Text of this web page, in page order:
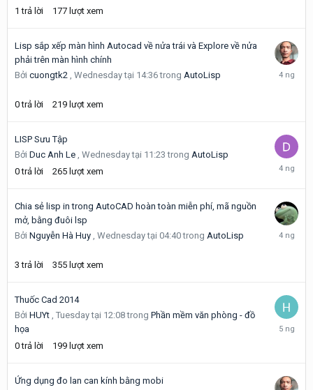
1 trả lời 177 lượt xem
Lisp sắp xếp màn hình Autocad về nửa trái và Explore về nửa
phải trên màn hình chính
Bởi cuongtk2 , Wednesday tại 14:36trong AutoLisp
0 trả lời 219 lượt xem
LISP Sưu Tập
Bởi Duc Anh Le , Wednesday tại 11:23trong AutoLisp
0 trả lời 265 lượt xem
Chia sẻ lisp in trong AutoCAD hoàn toàn miễn phí, mã nguồn
mở, bằng đuôi lsp
Bởi Nguyễn Hà Huy , Wednesday tại 04:40trong AutoLisp
3 trả lời 355 lượt xem
Thuốc Cad 2014
Bởi HUYt , Tuesday tại 12:08trong Phần mềm văn phòng - đồ
họa
0 trả lời 199 lượt xem
Tuesday
Ứng dụng đo lan can kính bằng mobi